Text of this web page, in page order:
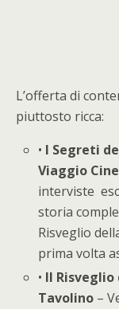
L’offerta di
piuttosto ricca:
• I Segreti
Viaggio
interviste
storia
Risveglio
prima volta
• Il
Tavolino –